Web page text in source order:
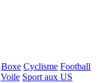
Boxe Cyclisme Football
Voile Sport aux US